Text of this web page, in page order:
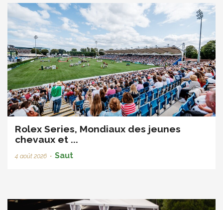
Rolex Series, Mondiaux des jeunes
chevaux et ...
4 août 2026 • Saut